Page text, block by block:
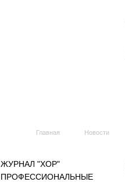
Главная Новости
ЖУРНАЛ "ХОР"
ПРОФЕССИОНАЛЬНЫЕ